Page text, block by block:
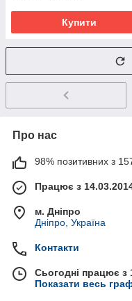
Купити
Про нас
98% позитивних з
Працює з
м. Дніпро
Дніпро, Україна
Контакти
Сьогодні працює з
Показати весь